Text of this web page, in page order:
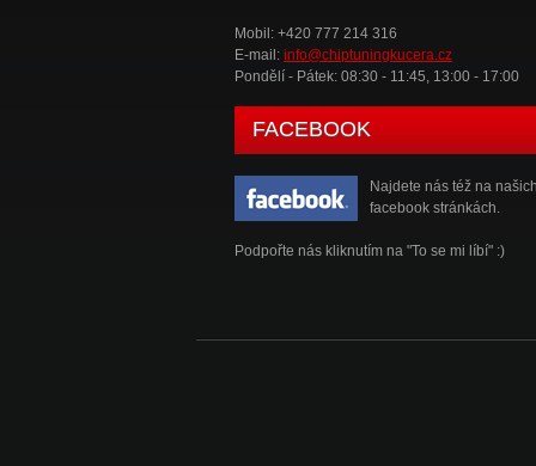
Mobil: +420 777 214 316
E-mail: info@chiptuningkucera.cz
Pondělí - Pátek: 08:30 - 11:45, 13:00 - 17:00
FACEBOOK
Najdete nás též na
facebook stránkách.
Podpořte nás kliknutím na "To se mi líbí" :)